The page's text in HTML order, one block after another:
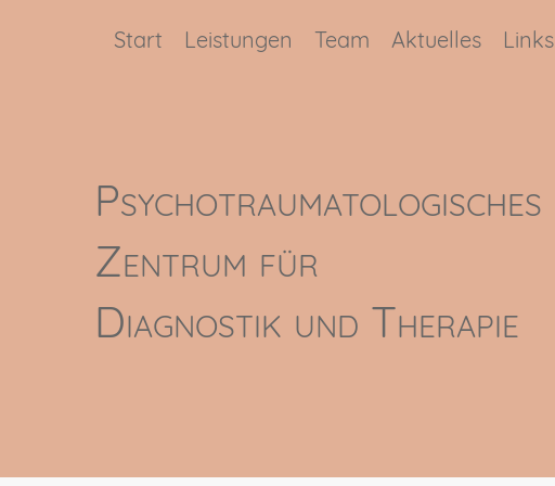
Start Leistungen Team Aktuelles Links
Psycho­traumato­logisches
Zentrum für
Diagnostik und Therapie